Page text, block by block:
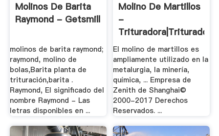
Molinos De Barita
Raymond - Getsmill
molinos de barita raymond;
raymond, molino de
bolas,Barita planta de
trituración,barita .
Raymond, El significado del
nombre Raymond - Las
letras disponibles en ...
Molino De Martillos
-
Trituradora|Trituradora
De ...
El molino de martillos es
ampliamente utilizado en la
metalurgia, la minería,
química, ... Empresa de
Zenith de Shanghai©
2000-2017 Derechos
Reservados. ...